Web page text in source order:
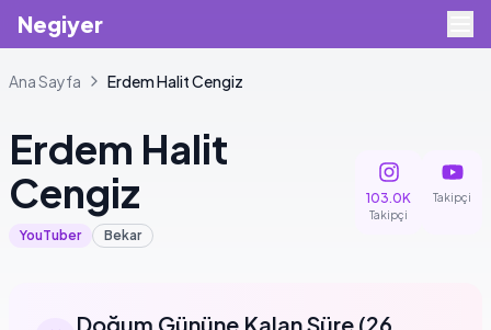
Negiyer
Ana Sayfa ErdemHalit Cengiz
Erdem Halit
Cengiz
YouTuber Bekar
103.0K
Takipçi
Takipçi
Doğum Gününe Kalan Süre (26